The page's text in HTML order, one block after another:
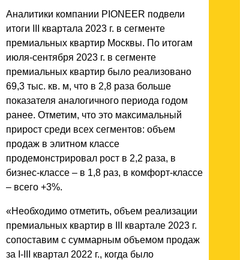
Аналитики компании PIONEER подвели
итоги III квартала 2023 г. в сегменте
премиальных квартир Москвы. По итогам
июля-сентября 2023 г. в сегменте
премиальных квартир было реализовано
69,3 тыс. кв. м, что в 2,8 раза больше
показателя аналогичного периода годом
ранее. Отметим, что это максимальный
прирост среди всех сегментов: объем
продаж в элитном классе
продемонстрировал рост в 2,2 раза, в
бизнес-классе – в 1,8 раз, в комфорт-классе
– всего +3%.
«Необходимо отметить, объем реализации
премиальных квартир в III квартале 2023 г.
сопоставим с суммарным объемом продаж
за I-III квартал 2022 г., когда было